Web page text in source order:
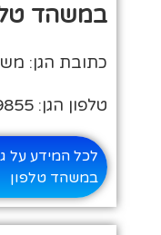
במשהד
כתובת הגן:
טלפון הגן: 04-6519855
במשהד טלפון